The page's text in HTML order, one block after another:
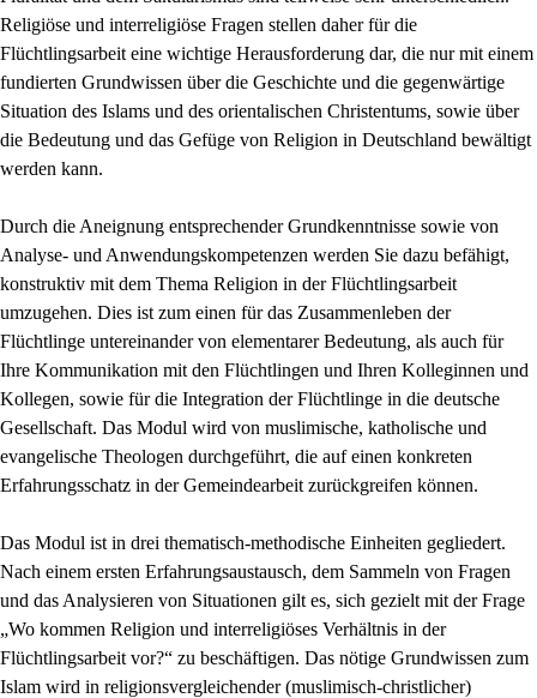
Religiöse und interreligiöse Fragen stellen daher für die
Flüchtlingsarbeit eine wichtige Herausforderung dar, die nur mit einem
fundierten Grundwissen über die Geschichte und die gegenwärtige
Situation des Islams und des orientalischen Christentums, sowie über
die Bedeutung und das Gefüge von Religion in Deutschland bewältigt
werden kann.
Durch die Aneignung entsprechender Grundkenntnisse sowie von
Analyse- und Anwendungskompetenzen werden Sie dazu befähigt,
konstruktiv mit dem Thema Religion in der Flüchtlingsarbeit
umzugehen. Dies ist zum einen für das Zusammenleben der
Flüchtlinge untereinander von elementarer Bedeutung, als auch für
Ihre Kommunikation mit den Flüchtlingen und Ihren Kolleginnen und
Kollegen, sowie für die Integration der Flüchtlinge in die deutsche
Gesellschaft. Das Modul wird von muslimische, katholische und
evangelische Theologen durchgeführt, die auf einen konkreten
Erfahrungsschatz in der Gemeindearbeit zurückgreifen können.
Das Modul ist in drei thematisch-methodische Einheiten gegliedert.
Nach einem ersten Erfahrungsaustausch, dem Sammeln von Fragen
und das Analysieren von Situationen gilt es, sich gezielt mit der Frage
„Wo kommen Religion und interreligiöses Verhältnis in der
Flüchtlingsarbeit vor?“ zu beschäftigen. Das nötige Grundwissen zum
Islam wird in religionsvergleichender (muslimisch-christlicher)